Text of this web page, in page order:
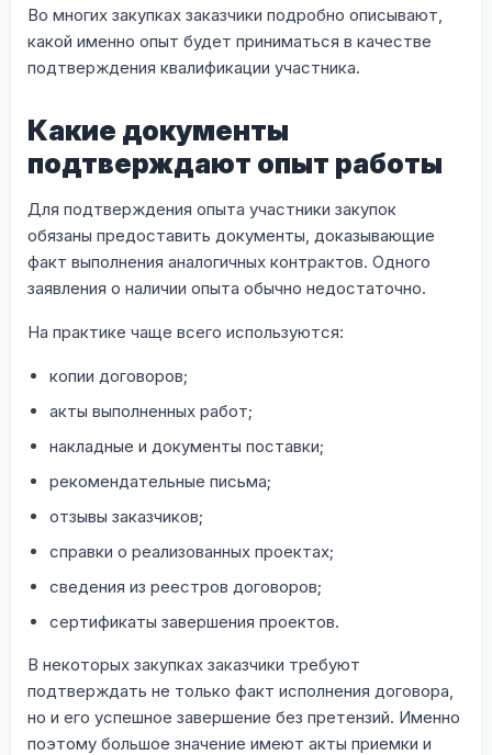
Во многих закупках заказчики подробно описывают,
какой именно опыт будет приниматься в качестве
подтверждения квалификации участника.
Какие документы
подтверждают опыт работы
Для подтверждения опыта участники закупок
обязаны предоставить документы, доказывающие
факт выполнения аналогичных контрактов. Одного
заявления о наличии опыта обычно недостаточно.
На практике чаще всего используются:
копии договоров;
акты выполненных работ;
накладные и документы поставки;
рекомендательные письма;
отзывы заказчиков;
справки о реализованных проектах;
сведения из реестров договоров;
сертификаты завершения проектов.
В некоторых закупках заказчики требуют
подтверждать не только факт исполнения договора,
но и его успешное завершение без претензий. Именно
поэтому большое значение имеют акты приемки и